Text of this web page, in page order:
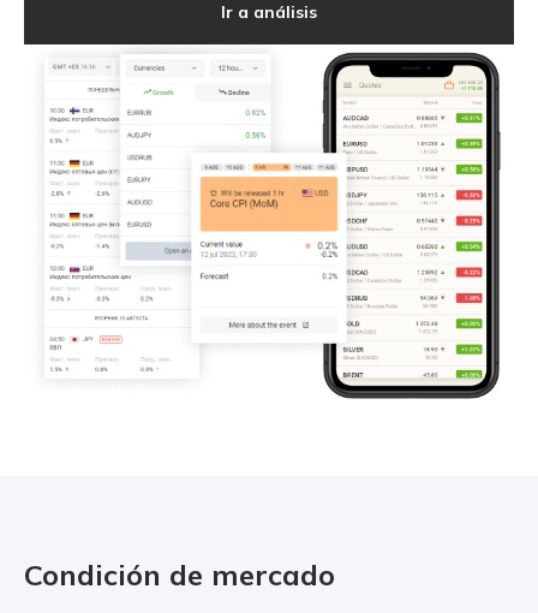
Ir a análisis
Condición de mercado